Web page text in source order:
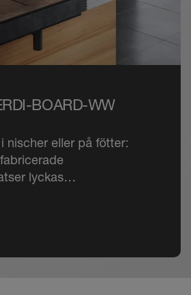
BOARD-WW
nischer eller på fötter:
lyckas